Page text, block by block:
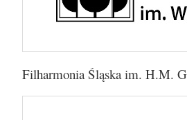
Filharmonia Śląska im. H.M.